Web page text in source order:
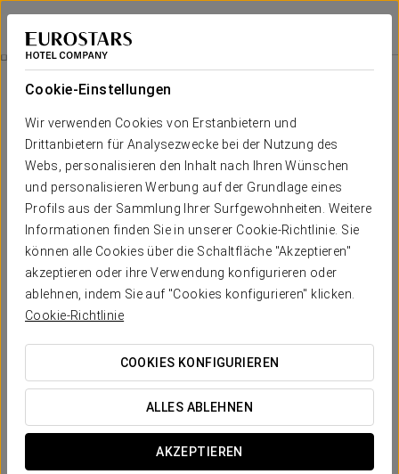
Cookie-Einstellungen
Wir verwenden Cookies von Erstanbietern und
Drittanbietern für Analysezwecke bei der Nutzung des
Webs, personalisieren den Inhalt nach Ihren Wünschen
und personalisieren Werbung auf der Grundlage eines
Profils aus der Sammlung Ihrer Surfgewohnheiten. Weitere
Informationen finden Sie in unserer Cookie-Richtlinie. Sie
können alle Cookies über die Schaltfläche "Akzeptieren"
akzeptieren oder ihre Verwendung konfigurieren oder
ablehnen, indem Sie auf "Cookies konfigurieren" klicken.
Cookie-Richtlinie
COOKIES KONFIGURIEREN
ALLES ABLEHNEN
AKZEPTIEREN
Eurostars Guadalquivir
SEVILLA
Isla Mágica Und Agua Mágica Eintrittskarte
Ab 27,90 €
Isla Mágica und Agua Mágica
Eintrittskarte
Genießen Sie einen ganzen Tag voller Entdeckungen in den
Freizeitparks Isla Mágica und Agua Mágica.
Inklusive:
- 1 Tageseintritt in die Parks Isla Mágica und Agua Mágica.